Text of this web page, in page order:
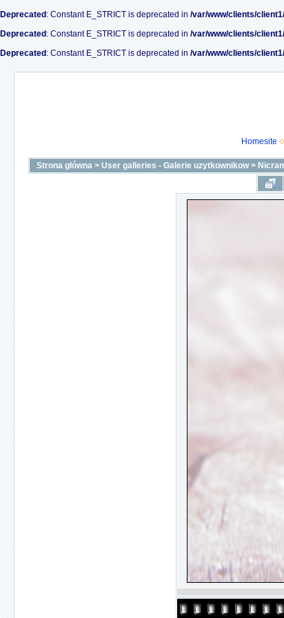
Deprecated : Constant E_STRICT is deprecated in /var/www/clients/
Deprecated : Constant E_STRICT is deprecated in /var/www/clients/
Deprecated : Constant E_STRICT is deprecated in /var/www/clients/
Homesite
Strona główna > User galleries - Galerie uzytkownikow>